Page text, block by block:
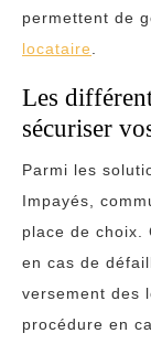
permettent de
locataire.
Les
sécuriser
Parmi les
Impayés,
place de choix.
en cas de
versement des
procédure en